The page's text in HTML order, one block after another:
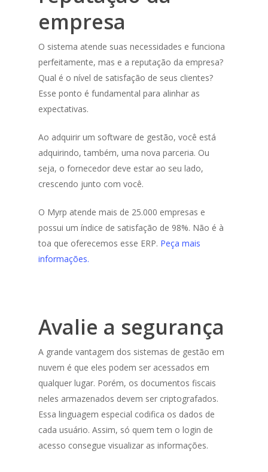
empresa
O sistema atende suas necessidades e funciona
perfeitamente, mas e a reputação da empresa?
Qual é o nível de satisfação de seus clientes?
Esse ponto é fundamental para alinhar as
expectativas.
Ao adquirir um software de gestão, você está
adquirindo, também, uma nova parceria. Ou
seja, o fornecedor deve estar ao seu lado,
crescendo junto com você.
O Myrp atende mais de 25.000 empresas e
possui um índice de satisfação de 98%. Não é à
toa que oferecemos esse ERP. Peça mais
informações.
Avalie a segurança
A grande vantagem dos sistemas de gestão em
nuvem é que eles podem ser acessados em
qualquer lugar. Porém, os documentos fiscais
neles armazenados devem ser criptografados.
Essa linguagem especial codifica os dados de
cada usuário. Assim, só quem tem o login de
acesso consegue visualizar as informações.